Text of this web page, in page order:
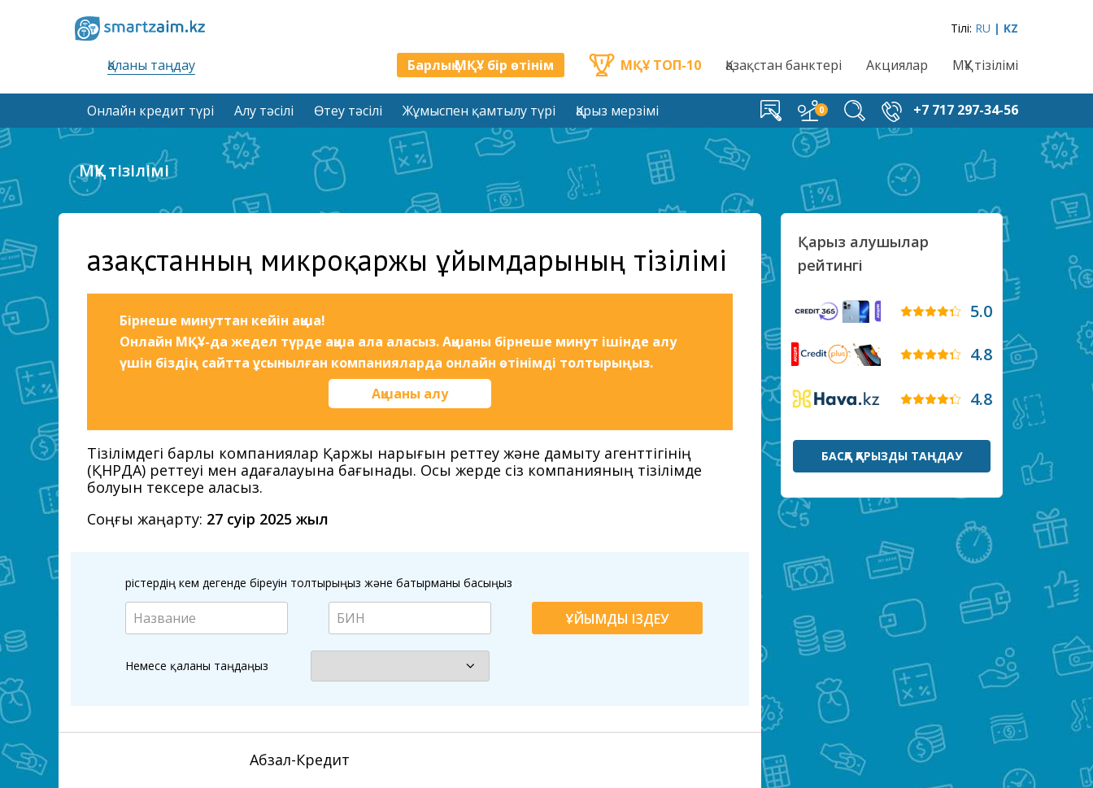
Тілі: RU | KZ
Қаланы таңдау Барлық МҚҰ бір өтінім МҚҰ ТОП-10 Қазақстан банктері Акциялар МҚҰ тізілімі
Онлайн кредит түрі Алу тәсілі Өтеу тәсілі Жұмыспен қамтылу түрі Қарыз мерзімі +7 717 297-34-56
МҚҰ тізілімі
Қазақстанның микроқаржы ұйымдарының тізілімі
Бірнеше минуттан кейін ақша!
Онлайн МҚҰ-да жедел түрде ақша ала аласыз. Ақшаны бірнеше минут ішінде алу
үшін біздің сайтта ұсынылған компанияларда онлайн өтінімді толтырыңыз.
Ақшаны алу
Тізілімдегі барлық компаниялар Қаржы нарығын реттеу және дамыту агенттігінің
(ҚНРДА) реттеуі мен қадағалауына бағынады. Осы жерде сіз компанияның тізілімде
болуын тексере аласыз.
Соңғы жаңарту: 27 сәуір 2025 жыл
Өрістердің кем дегенде біреуін толтырыңыз және батырманы басыңыз
ҰЙЫМДЫ ІЗДЕУ
Немесе қаланы таңдаңыз
Абзал-Кредит
Қарыз алушылар
рейтингі
5.0
4.8
4.8
БАСҚА ҚАРЫЗДЫ ТАҢДАУ